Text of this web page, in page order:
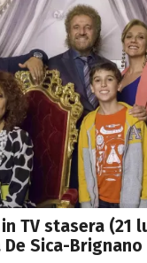
TV stasera (21
Sica-Brignano